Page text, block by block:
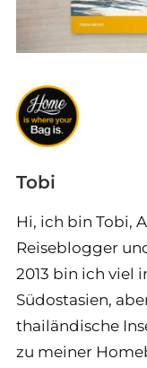
Tobi
Hi, ich bin Tobi,
Reiseblogger
2013 bin ich viel
Südostasien,
thailändische
zu meiner